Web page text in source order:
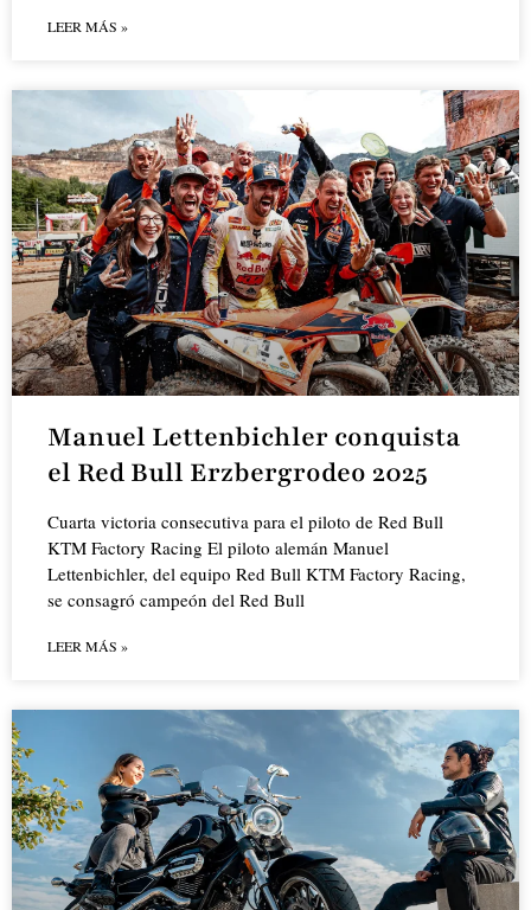
LEER MÁS »
Manuel Lettenbichler conquista
el Red Bull Erzbergrodeo 2025
Cuarta victoria consecutiva para el piloto de Red Bull
KTM Factory Racing El piloto alemán Manuel
Lettenbichler, del equipo Red Bull KTM Factory Racing,
se consagró campeón del Red Bull
LEER MÁS »